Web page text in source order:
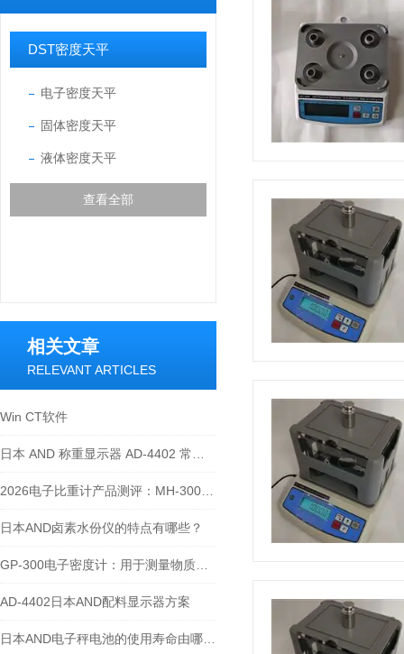
DST密度天平
电子密度天平
固体密度天平
液体密度天平
查看全部
相关文章
RELEVANT ARTICLES
Win CT软件
日本AND卤素水份仪的特点有哪些？
AD-4402日本AND配料显示器方案